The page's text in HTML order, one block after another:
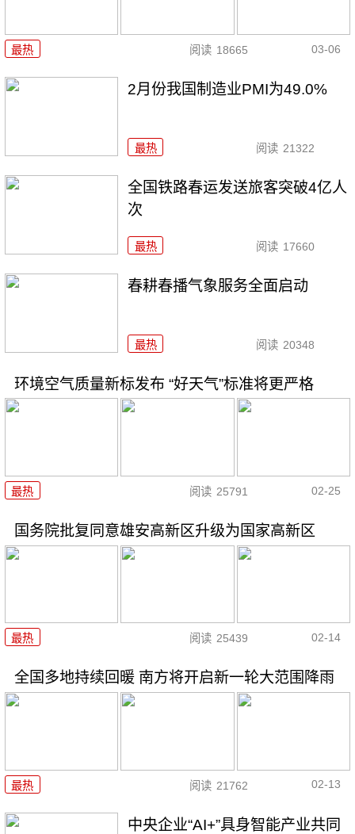
最热 阅读 18665 03-06
2月份我国制造业PMI为49.0%
最热 阅读 21322
全国铁路春运发送旅客突破4亿人
次
最热 阅读 17660
春耕春播气象服务全面启动
最热 阅读 20348
环境空气质量新标发布 “好天气”标准将更严格
最热 阅读 25791 02-25
国务院批复同意雄安高新区升级为国家高新区
最热 阅读 25439 02-14
全国多地持续回暖 南方将开启新一轮大范围降雨
最热 阅读 21762 02-13
中央企业“AI+”具身智能产业共同